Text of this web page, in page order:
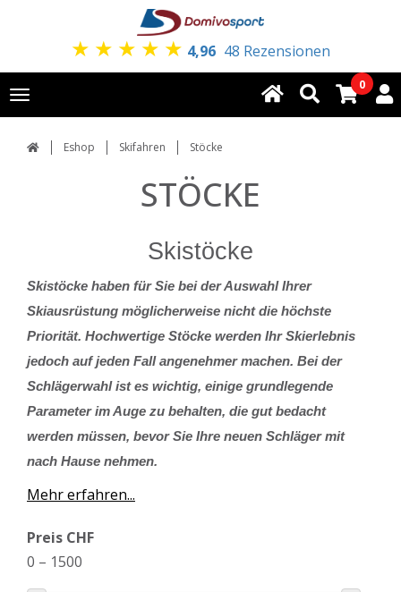
★ ★ ★ ★ ★ 4,96 48 Rezensionen
Toggle
navigation
0
Eshop Skifahren Stöcke
STÖCKE
Skistöcke
Skistöcke haben für Sie bei der Auswahl Ihrer
Skiausrüstung möglicherweise nicht die höchste
Priorität. Hochwertige Stöcke werden Ihr Skierlebnis
jedoch auf jeden Fall angenehmer machen. Bei der
Schlägerwahl ist es wichtig, einige grundlegende
Parameter im Auge zu behalten, die gut bedacht
werden müssen, bevor Sie Ihre neuen Schläger mit
nach Hause nehmen.
Mehr erfahren...
Preis CHF
0 – 1500